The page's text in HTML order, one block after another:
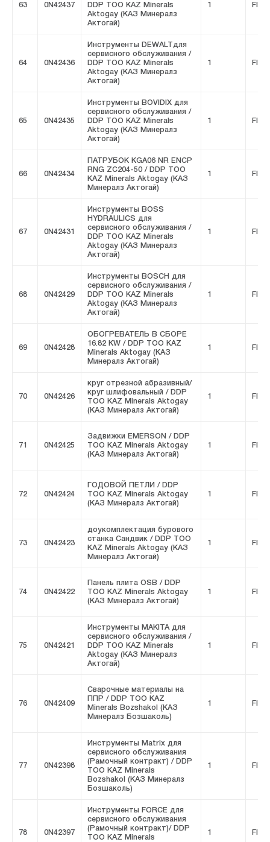
63 0N42437
DDP ТОО KAZ Minerals
Aktogay (КАЗ Минералз
Актогай)
1 FIVE
64 0N42436
Инструменты DEWALTдля
сервисного обслуживания /
DDP ТОО KAZ Minerals
Aktogay (КАЗ Минералз
Актогай)
1 FIVE
65 0N42435
Инструменты BOVIDIX для
сервисного обслуживания /
DDP ТОО KAZ Minerals
Aktogay (КАЗ Минералз
Актогай)
1 FIVE
66 0N42434
ПАТРУБОК KGA06 NR ENCP
RNG ZC204-50 / DDP ТОО
KAZ Minerals Aktogay (КАЗ
Минералз Актогай)
1 FIVE
67 0N42431
Инструменты BOSS
HYDRAULICS для
сервисного обслуживания /
DDP ТОО KAZ Minerals
Aktogay (КАЗ Минералз
Актогай)
1 FIVE
68 0N42429
Инструменты BOSCH для
сервисного обслуживания /
DDP ТОО KAZ Minerals
Aktogay (КАЗ Минералз
Актогай)
1 FIVE
69 0N42428
ОБОГРЕВАТЕЛЬ В СБОРЕ
16.82 KW / DDP ТОО KAZ
Minerals Aktogay (КАЗ
Минералз Актогай)
1 FIVE
70 0N42426
круг отрезной абразивный/
круг шлифовальный / DDP
ТОО KAZ Minerals Aktogay
(КАЗ Минералз Актогай)
1 FIVE
71 0N42425
Задвижки EMERSON / DDP
ТОО KAZ Minerals Aktogay
(КАЗ Минералз Актогай)
1 FIVE
72 0N42424
ГОДОВОЙ ПЕТЛИ / DDP
ТОО KAZ Minerals Aktogay
(КАЗ Минералз Актогай)
1 FIVE
73 0N42423
доукомплектация бурового
станка Сандвик / DDP ТОО
KAZ Minerals Aktogay (КАЗ
Минералз Актогай)
1 FIVE
74 0N42422
Панель плита OSB / DDP
ТОО KAZ Minerals Aktogay
(КАЗ Минералз Актогай)
1 FIVE
75 0N42421
Инструменты MAKITA для
сервисного обслуживания /
DDP ТОО KAZ Minerals
Aktogay (КАЗ Минералз
Актогай)
1 FIVE
76 0N42409
Сварочные материалы на
ППР / DDP ТОО KAZ
Minerals Bozshakol (КАЗ
Минералз Бозшаколь)
1 FIVE
77 0N42398
Инструменты Matrix для
сервисного обслуживания
(Рамочный контракт) / DDP
ТОО KAZ Minerals
Bozshakol (КАЗ Минералз
Бозшаколь)
1 FIVE
78 0N42397
Инструменты FORCE для
сервисного обслуживания
(Рамочный контракт)/ DDP
ТОО KAZ Minerals
1 FIVE